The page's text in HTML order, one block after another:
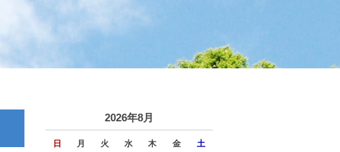
2026年8月
日 月 火 水 木 金 土